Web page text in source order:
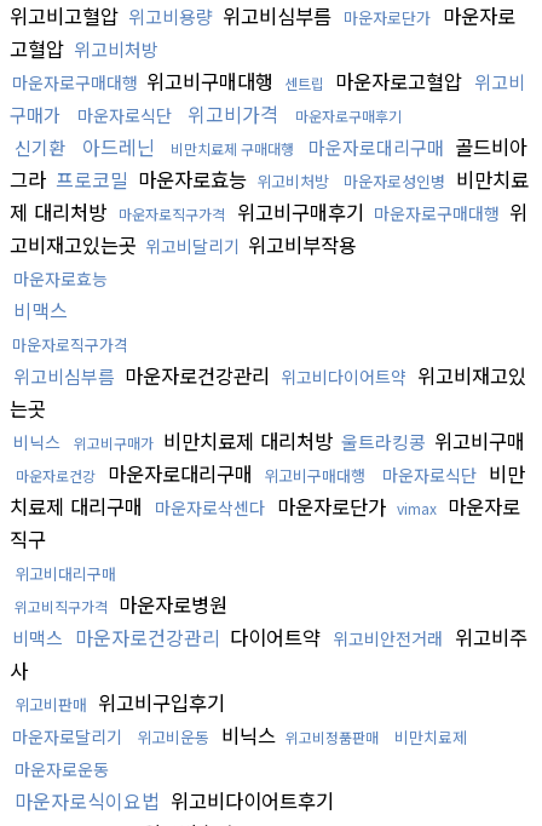
위고비고혈압 위고비용량 위고비심부름 마운자로단가 마운자로
고혈압 위고비처방
마운자로구매대행 위고비구매대행 센트립 마운자로고혈압 위고비
구매가
마운자로식단 위고비가격 마운자로구매후기
신기환 아드레닌 비만치료제 구매대행 마운자로대리구매 골드비아
그라 프로코밀 마운자로효능 위고비처방 마운자로성인병 비만치료
제 대리처방
마운자로직구가격 위고비구매후기 마운자로구매대행 위
고비재고있는곳 위고비달리기 위고비부작용
마운자로효능
비맥스
마운자로직구가격
위고비심부름 마운자로건강관리 위고비다이어트약 위고비재고있
는곳
비닉스 위고비구매가 비만치료제 대리처방 울트라킹콩 위고비구매
마운자로건강 마운자로대리구매 위고비구매대행 마운자로식단 비만
치료제 대리구매
마운자로삭센다 마운자로단가 vimax 마운자로
직구
위고비대리구매
위고비직구가격 마운자로병원
비맥스 마운자로건강관리 다이어트약 위고비안전거래 위고비주
사
위고비판매 위고비구입후기
마운자로달리기 위고비운동 비닉스 위고비정품판매 비만치료제
마운자로운동
마운자로식이요법 위고비다이어트후기